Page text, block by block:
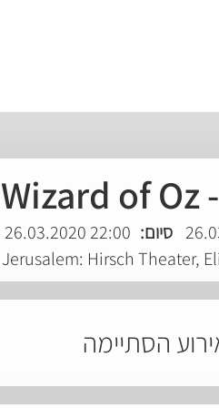
of
סיום: 22:00 26.03.2020
Jerusalem: Hirsch Theater,
הסתיימה